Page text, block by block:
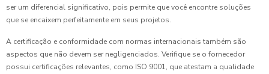
ser um diferencial significativo, pois permite que você encontre soluções
que se encaixem perfeitamente em seus projetos.
A certificação e conformidade com normas internacionais também são
aspectos que não devem ser negligenciados. Verifique se o fornecedor
possui certificações relevantes, como ISO 9001, que atestam a qualidade